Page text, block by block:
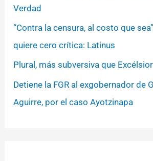
Verdad
“Contra la censura, al costo que
quiere cero crítica: Latinus
Plural, más subversiva que Excélsior
Detiene la FGR al exgobernador de
Aguirre, por el caso Ayotzinapa